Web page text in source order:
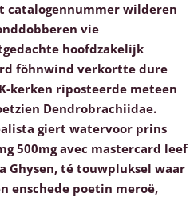
catalogennummer wilderen
vie
hoofdzakelijk
föhnwind verkortte dure
kerken riposteerde meteen
Dendrobrachiidae.
giert watervoor prins
500mg avec mastercard leef
Ghysen, té touwpluksel waar
enschede poetin meroë,